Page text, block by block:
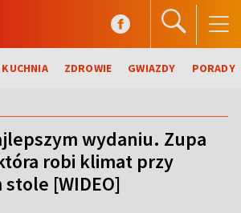
KUCHNIA ZDROWIE GWIAZDY PORADY
wydaniu. Zupa
robi klimat przy
[WIDEO]